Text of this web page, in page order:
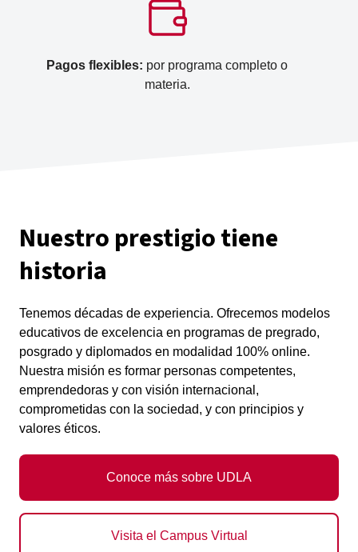
Pagos flexibles: por programa completo o
materia.
Nuestro prestigio tiene
historia
Tenemos décadas de experiencia. Ofrecemos modelos
educativos de excelencia en programas de pregrado,
posgrado y diplomados en modalidad 100% online.
Nuestra misión es formar personas competentes,
emprendedoras y con visión internacional,
comprometidas con la sociedad, y con principios y
valores éticos.
Visita el Campus Virtual
Conoce más sobre UDLA